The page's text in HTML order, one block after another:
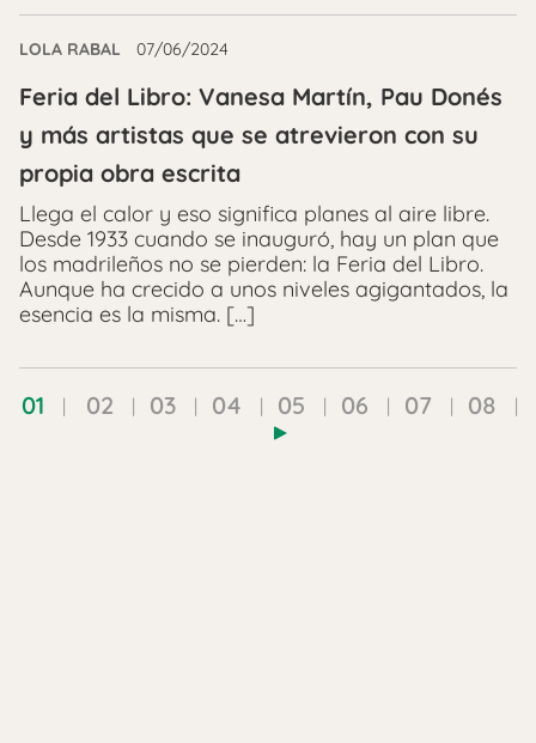
LOLA RABAL 07/06/2024
Feria del Libro: Vanesa Martín, Pau Donés
y más artistas que se atrevieron con su
propia obra escrita
Llega el calor y eso significa planes al aire libre.
Desde 1933 cuando se inauguró, hay un plan que
los madrileños no se pierden: la Feria del Libro.
Aunque ha crecido a unos niveles agigantados, la
esencia es la misma. […]
01 02 03 04 05 06 07 08